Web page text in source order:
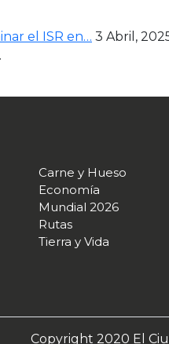
el ISR en… 3 Abril,
Carne y Hueso
Economía
Mundial 2026
Rutas
Tierra y Vida
Copyright 2020 El